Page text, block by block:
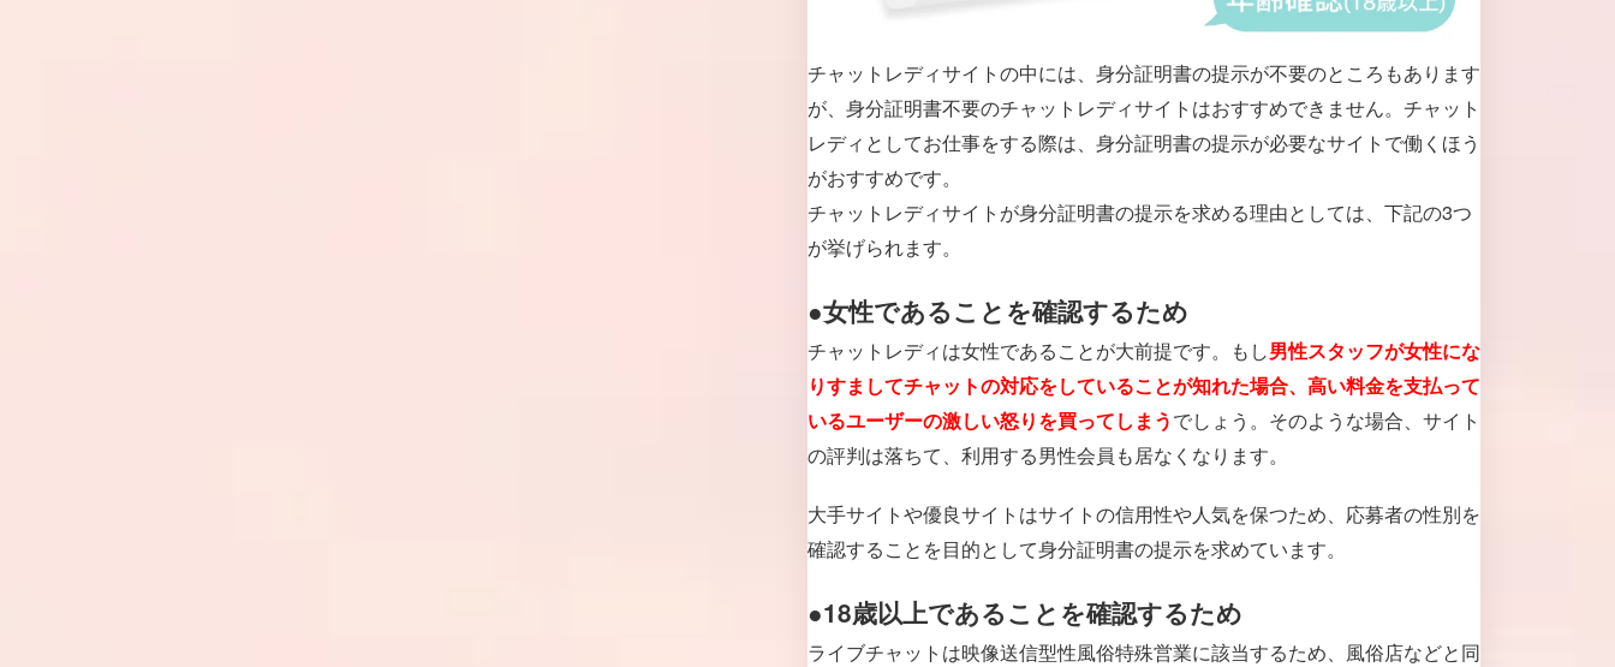
チャットレディサイトの中には、身分証明書の提示が不要のところもあります
が、身分証明書不要のチャットレディサイトはおすすめできません。チャット
レディとしてお仕事をする際は、身分証明書の提示が必要なサイトで働くほう
がおすすめです。
チャットレディサイトが身分証明書の提示を求める理由としては、下記の3つ
が挙げられます。
●女性であることを確認するため
チャットレディは女性であることが大前提です。もし男性スタッフが女性にな
りすましてチャットの対応をしていることが知れた場合、高い料金を支払って
いるユーザーの激しい怒りを買ってしまうでしょう。そのような場合、サイト
の評判は落ちて、利用する男性会員も居なくなります。
大手サイトや優良サイトはサイトの信用性や人気を保つため、応募者の性別を
確認することを目的として身分証明書の提示を求めています。
●18歳以上であることを確認するため
ライブチャットは映像送信型性風俗特殊営業に該当するため、風俗店などと同